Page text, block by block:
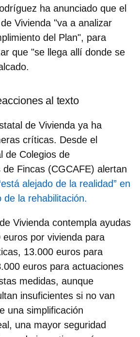
ha anunciado que el
Vivienda "va a analizar
del Plan", para
que "se llega allí donde se
al texto
de Vivienda ya ha
críticas. Desde el
de Colegios de
Fincas (CGCAFE) alertan
alejado de la realidad” en
la rehabilitación.
Vivienda contempla ayudas
por vivienda para
13.000 euros para
euros para actuaciones
medidas, aunque
insuficientes si no van
una simplificación
una mayor seguridad